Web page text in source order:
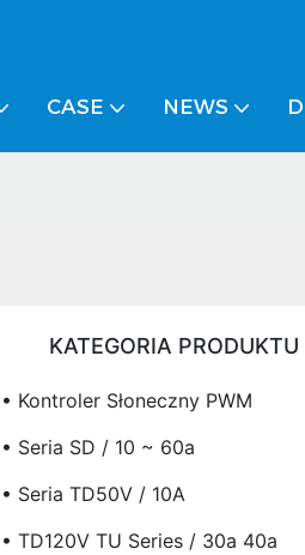
CASE NEWS
KATEGORIA PRODUKTU
• Kontroler Słoneczny PWM
• Seria SD / 10 ~ 60a
• Seria TD50V / 10A
• TD120V TU Series / 30a 40a